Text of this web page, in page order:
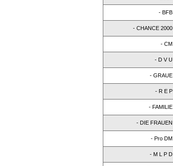
- BFB
- CHANCE 2000
- CM
- D V U
- GRAUE
- R E P
- FAMILIE
- DIE FRAUEN
- Pro DM
- M L P D